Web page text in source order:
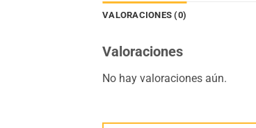
VALORACIONES (0)
Valoraciones
No hay valoraciones aún.